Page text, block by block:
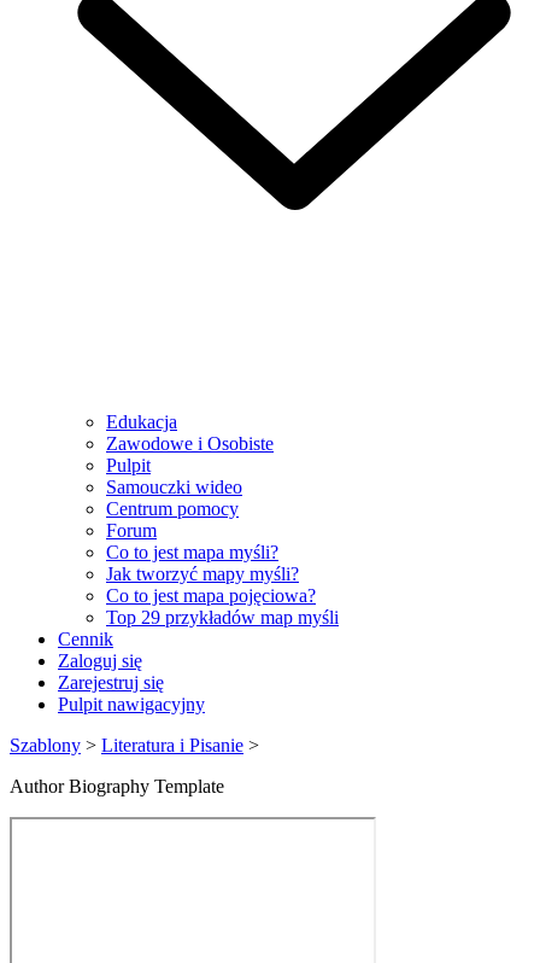
Edukacja
Zawodowe i Osobiste
Pulpit
Samouczki wideo
Centrum pomocy
Forum
Co to jest mapa myśli?
Jak tworzyć mapy myśli?
Co to jest mapa pojęciowa?
Top 29 przykładów map myśli
Cennik
Zaloguj się
Zarejestruj się
Pulpit nawigacyjny
Szablony > Literatura i Pisanie >
Author Biography Template